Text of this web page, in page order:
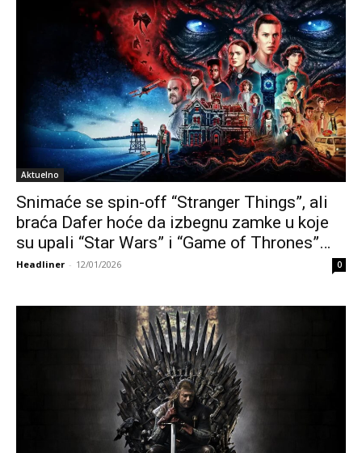
Aktuelno
Snimaće se spin-off “Stranger Things”, ali
braća Dafer hoće da izbegnu zamke u koje
su upali “Star Wars” i “Game of Thrones”…
Headliner - 12/01/2026 0